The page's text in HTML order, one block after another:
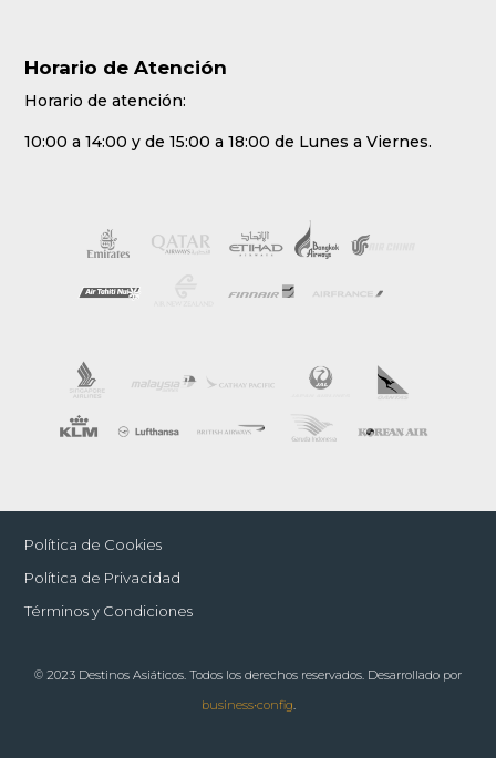
Horario de Atención
Horario de atención:
10:00 a 14:00 y de 15:00 a 18:00 de Lunes a Viernes.
Política de Cookies
Política de Privacidad
Términos y Condiciones
© 2023 Destinos Asiáticos. Todos los derechos reservados. Desarrollado por
business•config.